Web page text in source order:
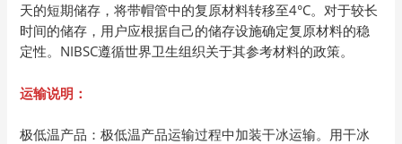
天的短期储存，将带帽管中的复原材料转移至4°C。对于较长
时间的储存，用户应根据自己的储存设施确定复原材料的稳
定性。NIBSC遵循世界卫生组织关于其参考材料的政策。
运输说明：
极低温产品：极低温产品运输过程中加装干冰运输。用干冰